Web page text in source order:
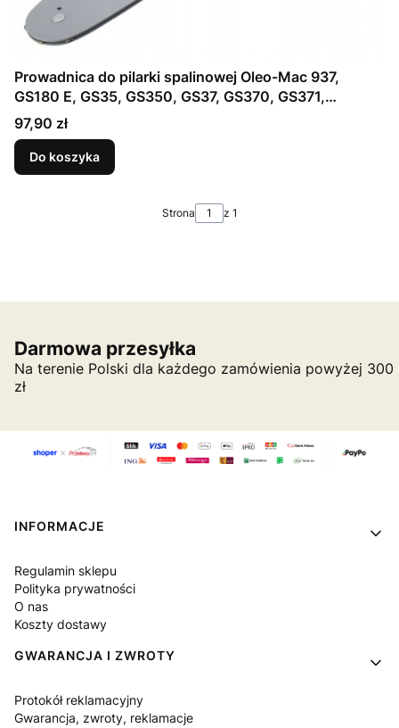
Prowadnica do pilarki spalinowej Oleo-Mac 937,
GS180 E, GS35, GS350, GS37, GS370, GS371,
GS410C, GSH40, GSH400, GST360 - 3/8" 1,3
52ogniwa (50030190R) - część ORYGINALNA
Cena
97,90 zł
Do koszyka
Strona z 1
Darmowa przesyłka
Na terenie Polski dla każdego zamówienia powyżej 300
zł
Linki w stopce
INFORMACJE
Regulamin sklepu
Polityka prywatności
O nas
Koszty dostawy
GWARANCJA I ZWROTY
Protokół reklamacyjny
Gwarancja, zwroty, reklamacje